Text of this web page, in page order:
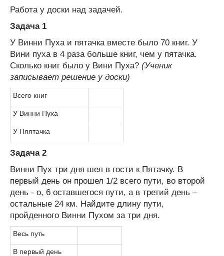
Работа у доски над задачей.
Задача 1
У Винни Пуха и пятачка вместе было 70 книг. У
Вини пуха в 4 раза больше книг, чем у пятачка.
Сколько книг было у Вини Пуха? (Ученик
записывает решение у доски)
Всего книг
У Винни Пуха
У Пяятачка
Задача 2
Винни Пух три дня шел в гости к Пятачку. В
первый день он прошел 1/2 всего пути, во второй
день - о, 6 оставшегося пути, а в третий день –
остальные 24 км. Найдите длину пути,
пройденного Винни Пухом за три дня.
Весь путь
В первый день